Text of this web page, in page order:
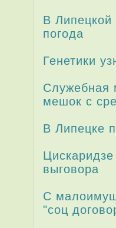
В Липецкой
погода­
Генетики
Служебная
мешок с
В Липецке
выговора
С
"соц